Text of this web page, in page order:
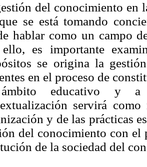
del conocimiento en
se está tomando
hablar como un campo
es importante
se origina la
en el proceso de
educativo y a
servirá
y de las prácticas
del conocimiento con el
de la sociedad del